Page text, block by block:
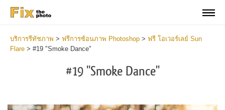
บริการรีทัชภาพ > ฟรีการซ้อนภาพ Photoshop > ฟรี โอเวอร์เลย์ Sun
Flare > #19 "Smoke Dance"
#19 "Smoke Dance"